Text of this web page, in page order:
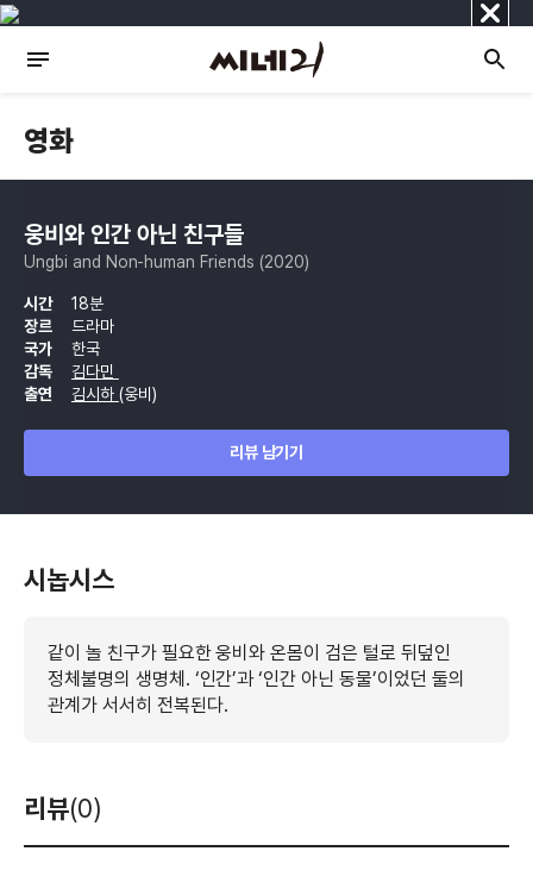
닫
기
영화
웅비와 인간 아닌 친구들
Ungbi and Non-human Friends (2020)
시간
18분
장르
드라마
국가
한국
감독
김다민
출연
김시하 (웅비)
리뷰 남기기
시놉시스
같이 놀 친구가 필요한 웅비와 온몸이 검은 털로 뒤덮인
정체불명의 생명체. ‘인간’과 ‘인간 아닌 동물’이었던 둘의
관계가 서서히 전복된다.
리뷰(0)